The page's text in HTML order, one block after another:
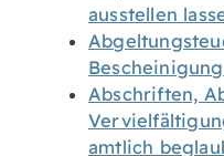
ausstellen
Abschriften,
amtlich